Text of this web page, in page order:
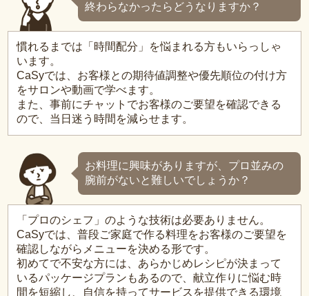
終わらなかったらどうなりますか？
慣れるまでは「時間配分」を悩まれる方もいらっしゃ
います。
CaSyでは、お客様との期待値調整や優先順位の付け方
をサロンや動画で学べます。
また、事前にチャットでお客様のご要望を確認できる
ので、当日迷う時間を減らせます。
お料理に興味がありますが、プロ並みの
腕前がないと難しいでしょうか？
「プロのシェフ」のような技術は必要ありません。
CaSyでは、普段ご家庭で作る料理をお客様のご要望を
確認しながらメニューを決める形です。
初めてで不安な方には、あらかじめレシピが決まって
いるパッケージプランもあるので、献立作りに悩む時
間を短縮し、自信を持ってサービスを提供できる環境